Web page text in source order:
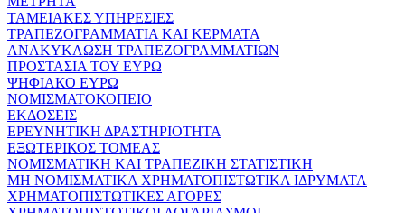
ΤΑΜΕΙΑΚΕΣ ΥΠΗΡΕΣΙΕΣ
ΤΡΑΠΕΖΟΓΡΑΜΜΑΤΙΑ ΚΑΙ ΚΕΡΜΑΤΑ
ΑΝΑΚΥΚΛΩΣΗ ΤΡΑΠΕΖΟΓΡΑΜΜΑΤΙΩΝ
ΠΡΟΣΤΑΣΙΑ ΤΟΥ ΕΥΡΩ
ΨΗΦΙΑΚΟ ΕΥΡΩ
ΝΟΜΙΣΜΑΤΟΚΟΠΕΙΟ
ΕΚΔΟΣΕΙΣ
ΕΡΕΥΝΗΤΙΚΗ ΔΡΑΣΤΗΡΙΟΤΗΤΑ
ΕΞΩΤΕΡΙΚΟΣ ΤΟΜΕΑΣ
ΝΟΜΙΣΜΑΤΙΚΗ ΚΑΙ ΤΡΑΠΕΖΙΚΗ ΣΤΑΤΙΣΤΙΚΗ
ΜΗ ΝΟΜΙΣΜΑΤΙΚΑ ΧΡΗΜΑΤΟΠΙΣΤΩΤΙΚΑ ΙΔΡΥΜΑΤΑ
ΧΡΗΜΑΤΟΠΙΣΤΩΤΙΚΕΣ ΑΓΟΡΕΣ